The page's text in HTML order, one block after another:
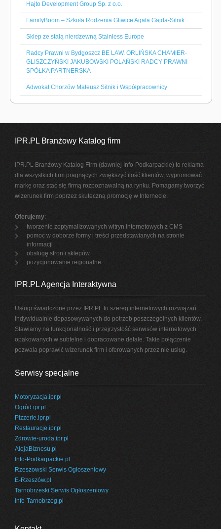
Hajto Development Group Sp. z o.o.
FamilyBoom – Szkoła Rodzenia Gliwice Agata Gajda-Sitnik
Sklep ze stalą nierdzewną Stainless Europe
Radcy Prawni w Bydgoszcz BE LAW. ORLIŃSKA CHAMIER-
GLISZCZYŃSKI JAKUBOWSKI POLAŃSKI RADCY PRAWNI
SPÓŁKA PARTNERSKA
Adwokat Chorzów Mateusz Sitnik i Współpracownicy
IPR.PL Branżowy Katalog firm
IPR.PL Branżowy Katalog Firm (dawniej Info-Podkarpackie) to reklama
dla wszystkich firm pragnących zwiększyć ilość klientów, wypromować
markę oraz stać się firmą rozpoznawalną na rynku. Pomagamy tworzyć
wizerunek firm poprzez skuteczną promocję w Internecie.
Oferujemy:
tworzenie zoptymalizowanych witryn internetowych z CMS
pomoc w doborze formy i treści przedstawianych na stronie
informacji
obsługę stron i sklepów
pozycjonowanie regionalne
IPR.PL Agencja Interaktywna
Usługi świadczone przez IPR.PL to szereg internetowych rozwiązań
indywidualnie dopasowywanych do potrzeb poszczególnych klientów.
Stawiamy na funkcjonalność i przejrzystość serwisów internetowych
opakowanych w subtelne i dopracowane detale. Takie połączenie
pozwala poprawić wizerunek firm i oferowanych przez nie usług.
Serwisy specjalne
Motoryzacja.ipr.pl
Ogród.ipr.pl
Pizzerie.ipr.pl
Restauracje.ipr.pl
Zdrowie-uroda.ipr.pl
AlejaBiznesu.pl
Info-Podkarpackie.pl
Rzeszowski Serwis Ogłoszeniowy
E-Rzeszów.pl
Tarnobrzeski Serwis Ogłoszeniowy
Info-Tarnobrzeg.pl